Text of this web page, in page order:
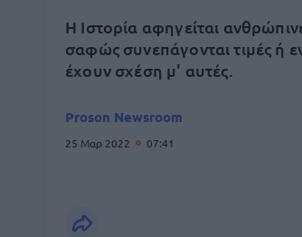
Η Ιστορία αφηγείται
σαφώς συνεπάγονται τιμές ή
έχουν σχέση μ' αυτές.
Proson Newsroom
25 Μαρ 2022 07:41